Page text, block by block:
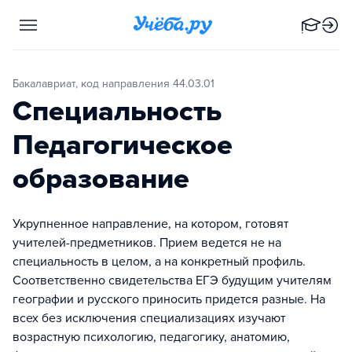
Бакалавриат, код направления 44.03.01
Специальность
Педагогическое
образование
Укрупненное направление, на котором, готовят
учителей-предметников. Прием ведется не на
специальность в целом, а на конкретный профиль.
Соответственно свидетельства ЕГЭ будущим учителям
географии и русского приносить придется разные. На
всех без исключения специализациях изучают
возрастную психологию, педагогику, анатомию,